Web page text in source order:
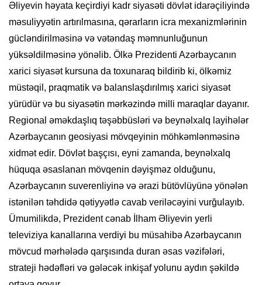
Əliyevin həyata keçirdiyi kadr siyasəti dövlət idarəçiliyində
məsuliyyətin artırılmasına, qərarların icra mexanizmlərinin
gücləndirilməsinə və vətəndaş məmnunluğunun
yüksəldilməsinə yönəlib. Ölkə Prezidenti Azərbaycanın
xarici siyasət kursuna da toxunaraq bildirib ki, ölkəmiz
müstəqil, praqmatik və balanslaşdırılmış xarici siyasət
yürüdür və bu siyasətin mərkəzində milli maraqlar dayanır.
Regional əməkdaşlıq təşəbbüsləri və beynəlxalq layihələr
Azərbaycanın geosiyasi mövqeyinin möhkəmlənməsinə
xidmət edir. Dövlət başçısı, eyni zamanda, beynəlxalq
hüquqa əsaslanan mövqenin dəyişməz olduğunu,
Azərbaycanın suverenliyinə və ərazi bütövlüyünə yönələn
istənilən təhdidə qətiyyətlə cavab veriləcəyini vurğulayıb.
Ümumilikdə, Prezident cənab İlham Əliyevin yerli
televiziya kanallarına verdiyi bu müsahibə Azərbaycanın
mövcud mərhələdə qarşısında duran əsas vəzifələri,
strateji hədəfləri və gələcək inkişaf yolunu aydın şəkildə